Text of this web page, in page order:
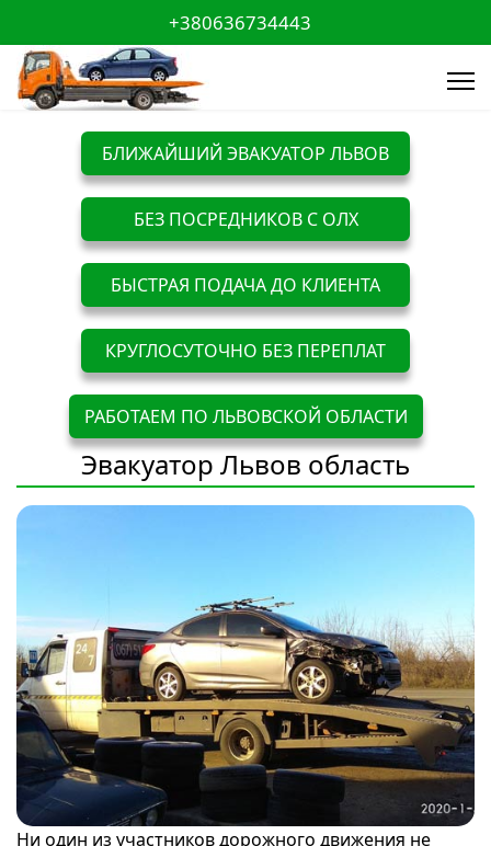
+380636734443
БЛИЖАЙШИЙ ЭВАКУАТОР ЛЬВОВ
БЕЗ ПОСРЕДНИКОВ С ОЛХ
БЫСТРАЯ ПОДАЧА ДО КЛИЕНТА
КРУГЛОСУТОЧНО БЕЗ ПЕРЕПЛАТ
РАБОТАЕМ ПО ЛЬВОВСКОЙ ОБЛАСТИ
Эвакуатор Львов область
Ни один из участников дорожного движения не